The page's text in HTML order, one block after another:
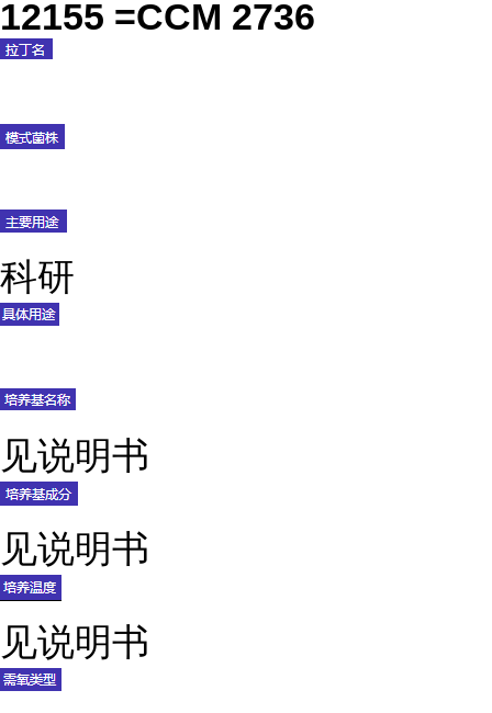
12155 =CCM 2736
科研
见说明书
见说明书
见说明书